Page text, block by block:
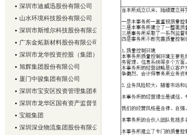
深圳市迪威迅股份有限公司
山水环境科技股份有限公司
深圳市斯维尔科技股份有限公司
广东金炻新材料股份有限公司
深圳市龙华投资控股（集团）有限公司
旭辉集团股份有限公司
厦门中骏集团有限公司
深圳市宝安区投资管理集团有限公司
深圳市龙华区国有资产监督管理局
宝能集团
深圳深业物流集团股份有限公司